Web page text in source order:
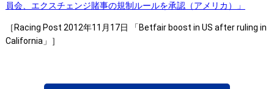
員会、エクスチェンジ賭事の規制ルールを承認（アメリカ）」
［Racing Post 2012年11月17日 「Betfair boost in US after ruling in
California」］